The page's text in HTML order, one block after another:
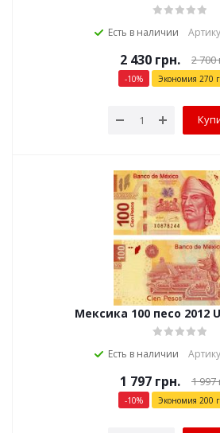
Есть в наличии
2 430 грн. 2 700
-10% Экономия 270
Мексика 100 песо 2012
Есть в наличии
1 797 грн. 1 997
-10% Экономия 200